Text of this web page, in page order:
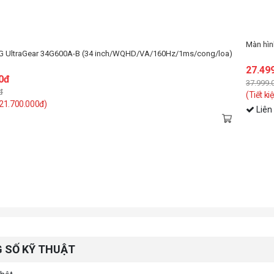
(Tiết
Liên hệ
SỐ KỸ THUẬT